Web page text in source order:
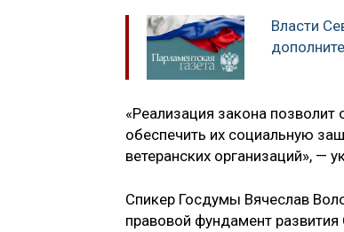
Власти
«Реализация закона
обеспечить их социальную
ветеранских организаций», —
Спикер Госдумы Вячеслав
правовой фундамент